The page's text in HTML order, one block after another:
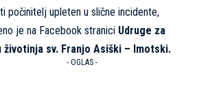
počinitelj upleten u slične incidente,
je na Facebook stranici Udruge za
životinja sv. Franjo Asiški – Imotski.
- OGLAS -